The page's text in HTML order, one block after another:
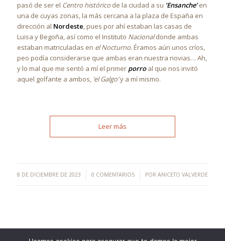
pasó de ser el Centro históricode la ciudad a su ‘Ensanche’en
una de cuyas zonas, la más cercana a la plaza de España en
dirección al Nordeste, pues por ahí estaban las casas de
Luisa y Begoña, así como el Instituto Nacionaldonde ambas
estaban matriculadas en el Nocturno. Éramos aún unos críos,
peo podía considerarse que ambas eran nuestra novias… Ah,
y lo mal que me sentó a mí el primer porroal que nos invitó
aquel golfante a ambos, ‘el Galgo’y a mí mismo.
Leer más
8 DE DICIEMBRE DE 2023
/ 0 COMENTARIOS
/ POR ANICETO VALVERDE